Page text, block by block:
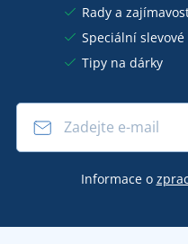
Rady a
Speciální slevové
Tipy na dárky
Informace o